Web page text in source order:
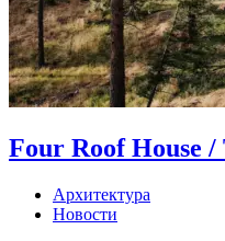
Four Roof House
Архитектура
Новости